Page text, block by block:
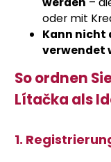
oder mit
Kann nicht
verwendet
So ordnen
Lítačka als
1.